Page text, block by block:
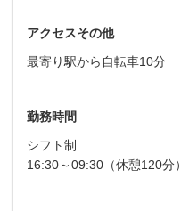
アクセスその他
最寄り駅から自転車10分
勤務時間
シフト制
16:30～09:30（休憩120分）